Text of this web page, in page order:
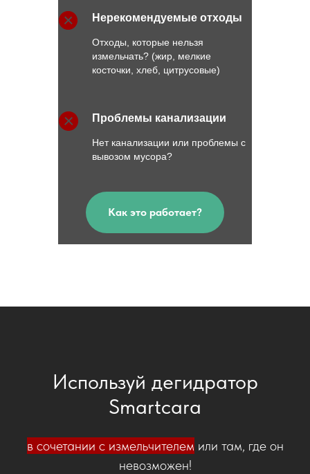
Нерекомендуемые отходы
Проблемы канализации
Отходы, которые нельзя
измельчать? (жир, мелкие
косточки, хлеб, цитрусовые)
Нет канализации или проблемы с
вывозом мусора?
Как это работает?
Используй дегидратор
Smartcara
в сочетании с измельчителем или там, где он
невозможен!